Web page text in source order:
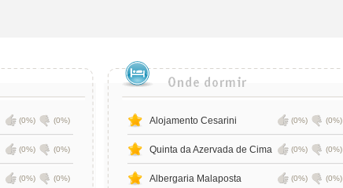
(0%) (0%)
(0%) (0%)
(0%) (0%)
Alojamento Cesarini (0%) (0%)
Quinta da Azervada de Cima (0%) (0%)
Albergaria Malaposta (0%) (0%)